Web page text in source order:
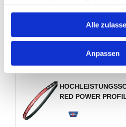
gesammelt haben.
Alle
Anpassen
RED POWER